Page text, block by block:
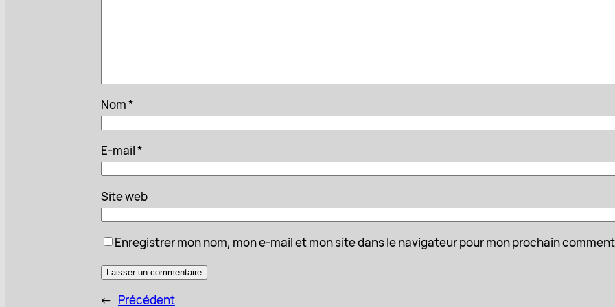
Nom*
E-mail*
Site web
Enregistrer mon nom, mon e-mail et mon site dans le navigateur pour mon prochain
← Précédent